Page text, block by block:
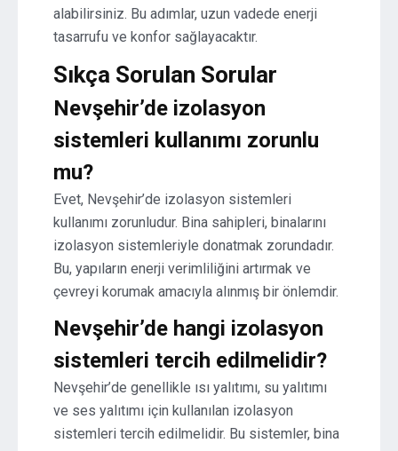
alabilirsiniz. Bu adımlar, uzun vadede enerji
tasarrufu ve konfor sağlayacaktır.
Sıkça Sorulan Sorular
Nevşehir’de izolasyon
sistemleri kullanımı zorunlu
mu?
Evet, Nevşehir’de izolasyon sistemleri
kullanımı zorunludur. Bina sahipleri, binalarını
izolasyon sistemleriyle donatmak zorundadır.
Bu, yapıların enerji verimliliğini artırmak ve
çevreyi korumak amacıyla alınmış bir önlemdir.
Nevşehir’de hangi izolasyon
sistemleri tercih edilmelidir?
Nevşehir’de genellikle ısı yalıtımı, su yalıtımı
ve ses yalıtımı için kullanılan izolasyon
sistemleri tercih edilmelidir. Bu sistemler, bina